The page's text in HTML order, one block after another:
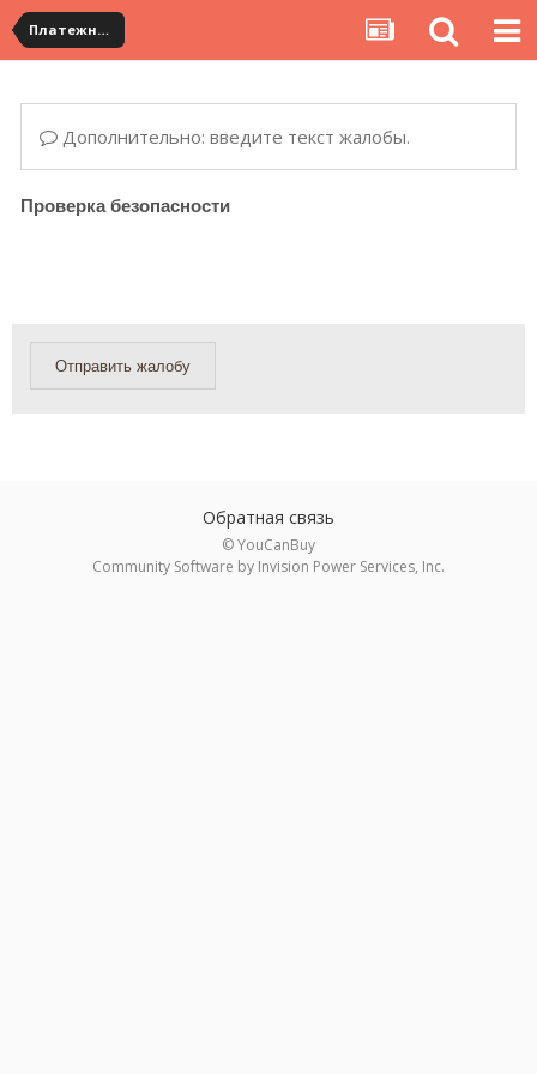
Платежная система ALIPAY и оплата банковскими картами
Дополнительно: введите текст жалобы.
Проверка безопасности
Отправить жалобу
Обратная связь
© YouCanBuy
Community Software by Invision Power Services, Inc.